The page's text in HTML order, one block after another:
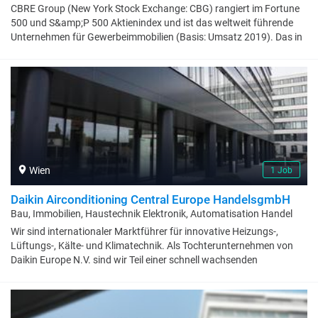
CBRE Group (New York Stock Exchange: CBG) rangiert im Fortune
500 und S&amp;P 500 Aktienindex und ist das weltweit führende
Unternehmen für Gewerbeimmobilien (Basis: Umsatz 2019). Das in
Mitarbeiter:innen in über 530 Büros weltweit, arbeitet für
Immobilieneigentümer:innen, Investor:innen und Mieter:innen auf
der ganzen Welt. Strategische Beratung, Immobilienvermietung und
‑verkauf gehören ebenso zum Portfolio wie Immobilien‑, Facility‑
und Projektmanagement. Corporate Services, Finanzierung,
Investment Management, Evaluierung und Bewertungen, Research
sowie Investment Strategien, Hypotheken Services und Consulting
runden das Angebot ab. CBRE ist in Österreich seit 1991 vertreten.
Wir haben 150 Mitarbeiter:innen in unseren Büros in Wien, Salzburg
und Graz. Mehr Infos auch auf Linkedin CBRE Austria.
1 Job
Wien
Daikin Airconditioning Central Europe HandelsgmbH
Bau, Immobilien, Haustechnik Elektronik, Automatisation Handel
Wir sind internationaler Marktführer für innovative Heizungs-,
Lüftungs-, Kälte- und Klimatechnik. Als Tochterunternehmen von
Daikin Europe N.V. sind wir Teil einer schnell wachsenden
anziehen... einen Weltkonzern, bei dem du über alle Hierarchien
hinweg per Du bist, einen sicheren Arbeitgeber, bei dem du dich